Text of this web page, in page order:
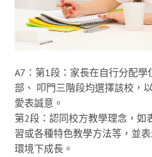
A7：第1段：家長在自行分配
部、 叩門三階段均選擇該校，
愛表誠意。
第2段：認同校方教學理念，如
習或各種特色教學方法等，並
環境下成長。